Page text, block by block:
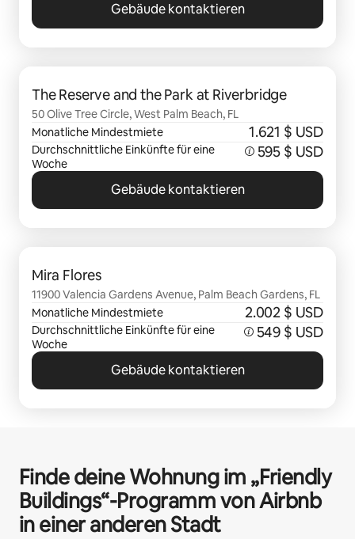
Gebäude kontaktieren
The Reserve and the Park at Riverbridge
50 Olive Tree Circle, West Palm Beach, FL
Monatliche Mindestmiete
1.621 $ USD
Durchschnittliche Einkünfte für eine
Woche
595 $ USD
Gebäude kontaktieren
Mira Flores
11900 Valencia Gardens Avenue, Palm Beach Gardens, FL
Monatliche Mindestmiete
2.002 $ USD
Durchschnittliche Einkünfte für eine
Woche
549 $ USD
Gebäude kontaktieren
Finde deine Wohnung im „Friendly
Buildings“-Programm von Airbnb
in einer anderen Stadt